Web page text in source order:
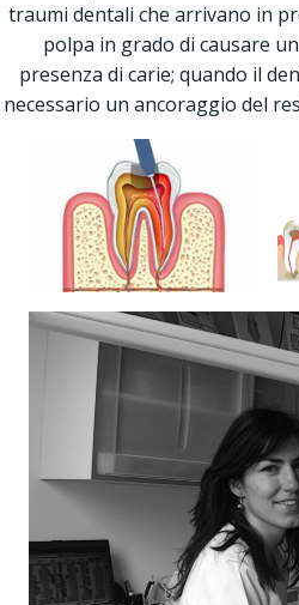
traumi dentali che arrivano in
polpa in grado di causare
presenza di carie; quando il
necessario un ancoraggio del